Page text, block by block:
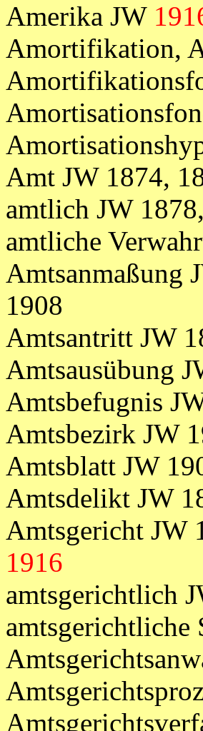
Amerika JW
Amortifikation,
Amt JW 1874,
amtlich JW
amtliche
Amtsanmaßung
1908
Amtsantritt JW
Amtsausübung
Amtsbefugnis
Amtsbezirk JW
Amtsblatt JW
Amtsdelikt JW
Amtsgericht JW
1916
amtsgerichtlich
amtsgerichtliche